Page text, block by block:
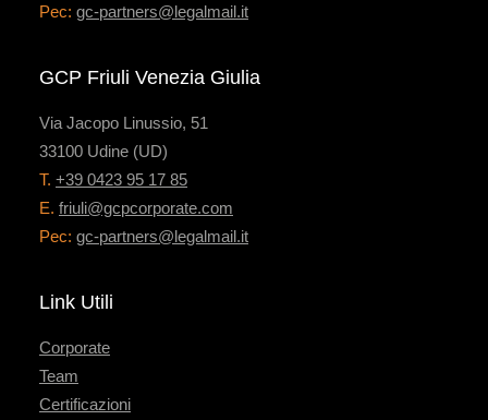
Pec: gc-partners@legalmail.it
GCP Friuli Venezia Giulia
Via Jacopo Linussio, 51
33100 Udine (UD)
T. +39 0423 95 17 85
E. friuli@gcpcorporate.com
Pec: gc-partners@legalmail.it
Link Utili
Corporate
Team
Certificazioni